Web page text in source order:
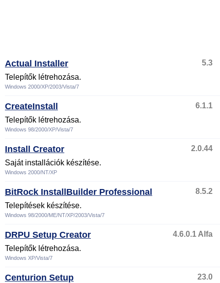
Actual Installer
5.3
Telepítők létrehozása.
Windows 2000/XP/2003/Vista/7
CreateInstall
6.1.1
Telepítők létrehozása.
Windows 98/2000/XP/Vista/7
Install Creator
2.0.44
Saját installációk készítése.
Windows 2000/NT/XP
BitRock InstallBuilder Professional
8.5.2
Telepítések készítése.
Windows 98/2000/ME/NT/XP/2003/Vista/7
DRPU Setup Creator
4.6.0.1 Alfa
Telepítők létrehozása.
Windows XP/Vista/7
Centurion Setup
23.0